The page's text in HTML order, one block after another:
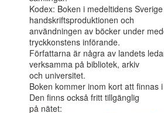
Kodex: Boken i medeltidens
handskriftsproduktionen och
användningen av böcker under
tryckkonstens införande.
Författarna är några av landets
verksamma på bibliotek, arkiv
och universitet.
Boken kommer inom kort att finnas
Den finns också fritt tillgänglig